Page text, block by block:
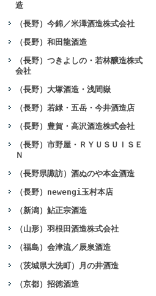
造
（長野）今錦／米澤酒造株式会社
（長野）和田龍酒造
（長野）つきよしの・若林醸造株式
会社
（長野）大塚酒造・浅間嶽
（長野）若緑・五岳・今井酒造店
（長野）豊賀・高沢酒造株式会社
（長野）市野屋・ＲＹＵＳＵＩＳＥ
Ｎ
（長野県諏訪）酒ぬのや本金酒造
（長野）newengi玉村本店
（新潟）鮎正宗酒造
（山形）羽根田酒造株式会社
（福島）会津流／辰泉酒造
（茨城県大洗町）月の井酒造
（京都）招徳酒造